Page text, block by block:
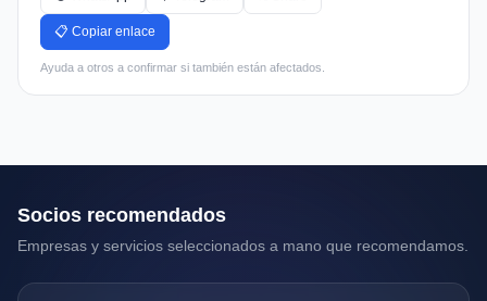
📋 Copiar enlace
Ayuda a otros a confirmar si también están afectados.
Socios recomendados
Empresas y servicios seleccionados a mano que recomendamos.